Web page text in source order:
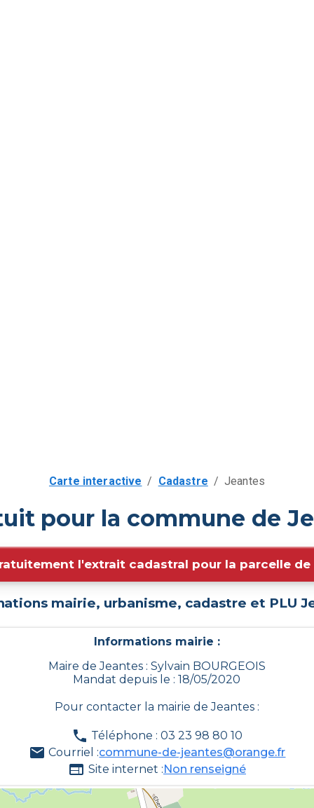
Carte interactive / Cadastre / Jeantes
pour la commune de
l'extrait cadastral pour la parcelle de
mairie, urbanisme, cadastre et PLU
Informations mairie :
Maire de Jeantes : Sylvain BOURGEOIS
Mandat depuis le : 18/05/2020
Pour contacter la mairie deJeantes :
Téléphone : 03 23 98 80 10
Courriel :commune-de-jeantes@orange.fr
Site internet : Non renseigné